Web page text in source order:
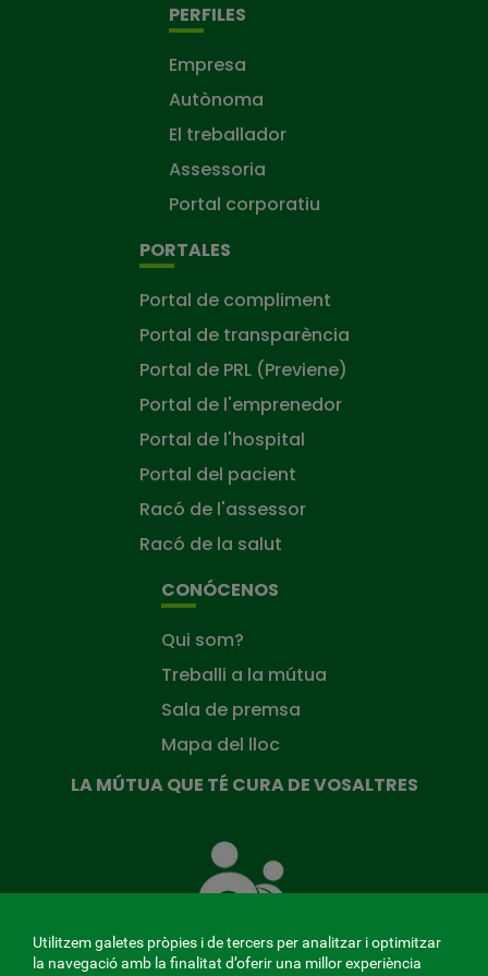
PERFILES
Empresa
Autònoma
El treballador
Assessoria
Portal corporatiu
PORTALES
Portal de compliment
Portal de transparència
Portal de PRL (Previene)
Portal de l'emprenedor
Portal de l'hospital
Portal del pacient
Racó de l'assessor
Racó de la salut
CONÓCENOS
Qui som?
Treballi a la mútua
Sala de premsa
Mapa del lloc
LA MÚTUA QUE TÉ CURA DE VOSALTRES
Mútua
que
de
Utilitzem galetes pròpies i de tercers per analitzar i optimitzar
la navegació amb la finalitat d’oferir una millor experiència